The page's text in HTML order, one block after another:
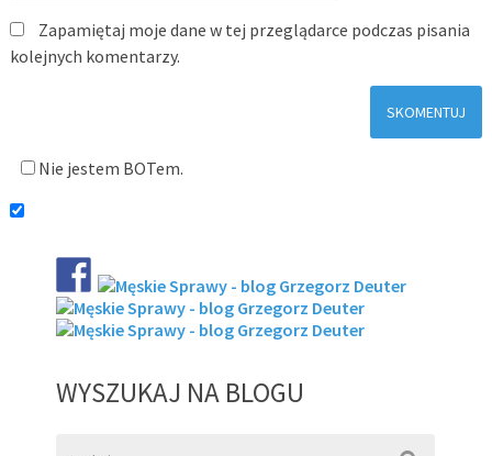
Zapamiętaj moje dane w tej przeglądarce podczas pisania
kolejnych komentarzy.
Nie jestem BOTem.
WYSZUKAJ NA BLOGU